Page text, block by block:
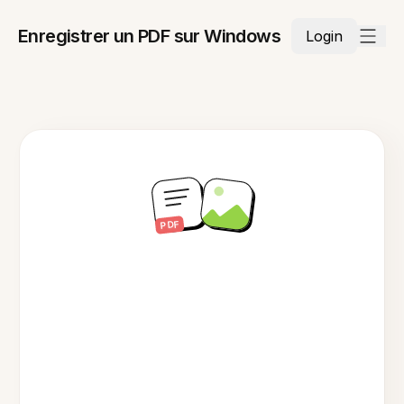
Enregistrer un PDF sur Windows Login